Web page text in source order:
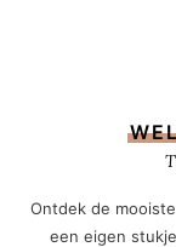
Ontdek de
een eigen